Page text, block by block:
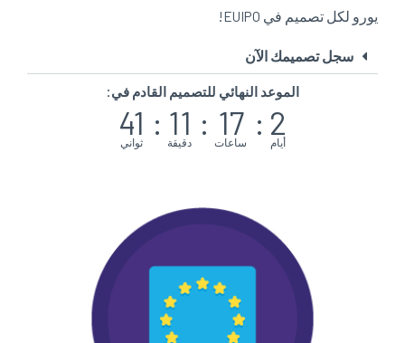
يورو لكل تصميم في EUIPO!
سجل تصميمك الآن
الموعد النهائي للتصميم القادم في:
2
أيام
:
17
ساعات
:
11
دقيقة
:
40
ثواني